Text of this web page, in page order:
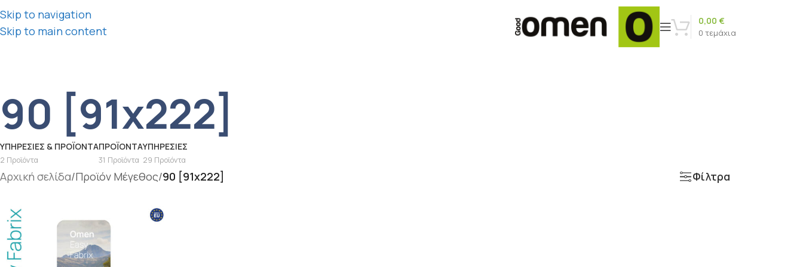
Skip to navigation
Skip to main content
0 τεμάχια
0,00 €
90 [91x222]
ΥΠΗΡΕΣΊΕΣ & ΠΡΟΪΌΝΤΑ
2 Προϊόντα
ΠΡΟΪΌΝΤΑ
31 Προϊόντα
ΥΠΗΡΕΣΊΕΣ
29 Προϊόντα
Αρχική σελίδα/Προϊόν Μέγεθος/90 [91x222] Φίλτρα